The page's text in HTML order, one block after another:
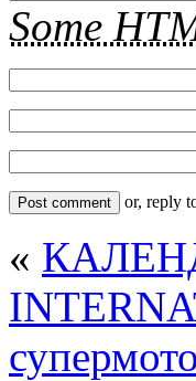
Some
or, reply
«